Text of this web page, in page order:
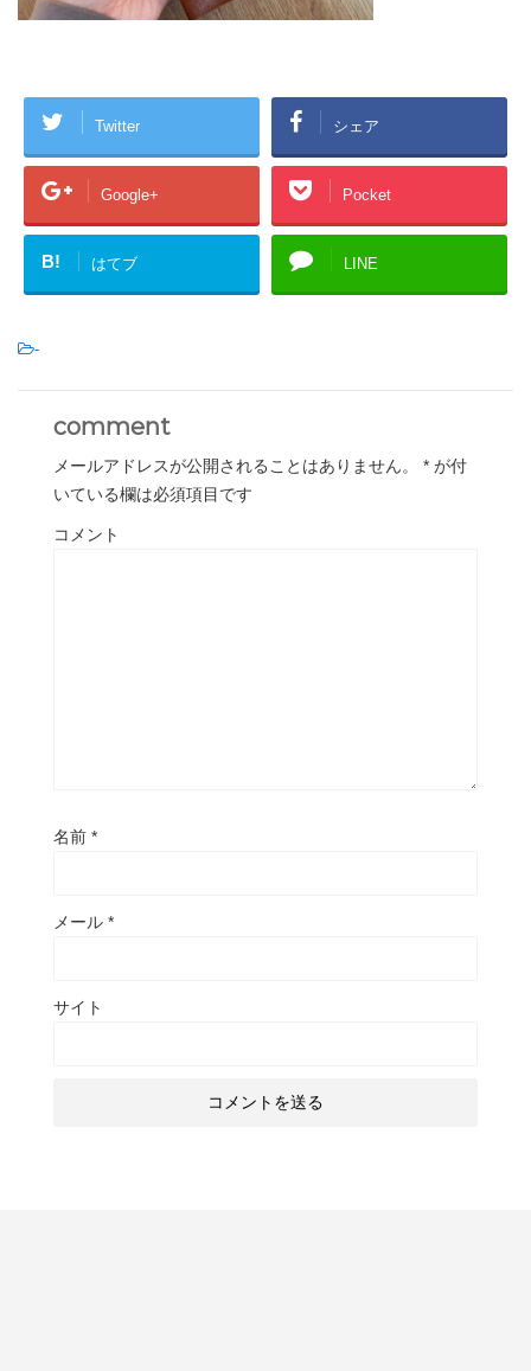
Twitter シェア
Google+ Pocket
B! はてブ LINE
-
comment
メールアドレスが公開されることはありません。 * が付
いている欄は必須項目です
コメント
名前 *
メール *
サイト